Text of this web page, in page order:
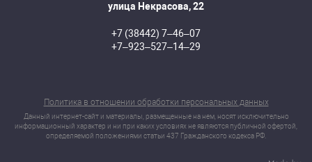
улица Некрасова, 22
+7 (38442) 7‒46‒07
+7‒923‒527‒14‒29
Политика в отношении обработки персональных данных
Данный интернет-сайт и материалы, размещенные на нем, носят исключительно
информационный характер и ни при каких условиях не являются публичной офертой,
определяемой положениями статьи 437 Гражданского кодекса РФ.